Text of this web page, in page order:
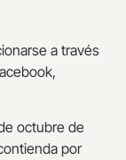
a través
octubre de
por